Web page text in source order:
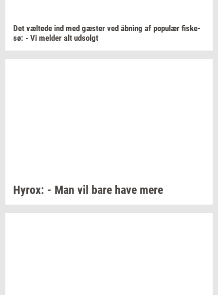
Det væl­te­de ind med gæ­ster ved åb­ning af po­pu­lær fi­ske­
sø: - Vi mel­der alt ud­solgt
Hyrox: - Man vil bare have mere